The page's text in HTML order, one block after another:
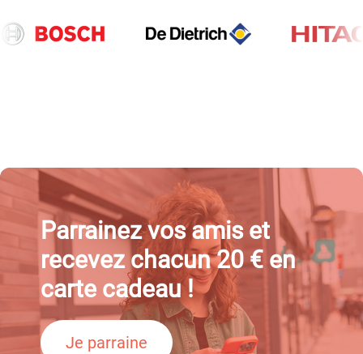
Parrainez vos amis et
recevez chacun 20 € en
carte cadeau !
Je parraine